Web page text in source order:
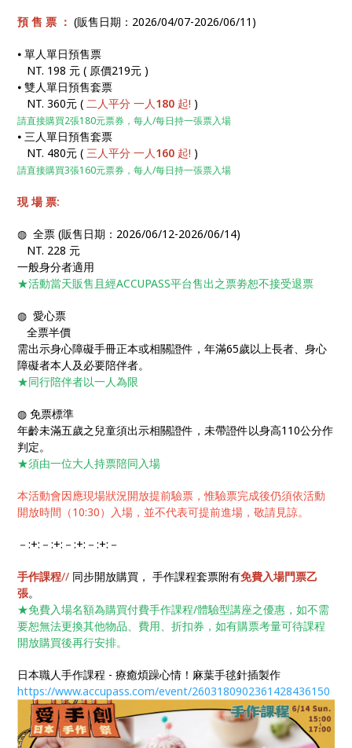
預 售 票 ： (販售日期：2026/04/07-2026/06/11)
⦁ 單人單日預售票
NT. 198 元 ( 原價219元 )
⦁ 雙人單日預售套票
NT. 360元 (二人平分 一人180 起! )
請直接購買2張180元票券，每人/每日持一張票入場
⦁ 三人單日預售套票
NT. 480元 (三人平分 一人160 起! )
請直接購買3張160元票券，每人/每日持一張票入場
現 場 票:
◍ 全票(販售日期：2026/06/12-2026/06/14)
NT. 228 元
一般身分者適用
★活動當天販售且經ACCUPASS平台售出之票劵恕不接受退票
◍ 愛心票
全票半價
需出示身心障礙手冊正本或相關證件，年滿65歲以上長者、身心
障礙者本人及必要陪伴者。
★同行陪伴者以一人為限
◍ 免票標準
年齡未滿五歲之兒童須出示相關證件，未帶證件以身高110公分作
判定。
★須由一位大人持票陪同入場
本活動會因應現場狀況開放提前驗票，惟驗票完成後仍須依活動
開放時間（10:30）入場，並不代表可提前進場，敬請見諒。
－:+:－:+:－:+:－:+:－
手作課程// 同步開放購買， 手作課程套票附有免費入場門票乙
張。
★免費入場名額為購買付費手作課程/體驗型講座之優惠，如不需
要恕無法更換其他物品、費用、折扣券，如有購票考量可待課程
開放購買後再行安排。
日本職人手作課程 - 療癒煩躁心情！麻葉手毬針插製作
https://www.accupass.com/event/2603180902361428436150